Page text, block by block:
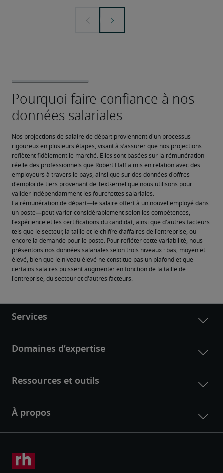
Nos projections de salaire de départ proviennent d'un processus
rigoureux en plusieurs étapes, visant à s’assurer que nos projections
reflètent fidèlement le marché. Elles sont basées sur la rémunération
réelle des professionnels que Robert Half a mis en relation avec des
employeurs à travers le pays, ainsi que sur des données d'offres
d'emploi de tiers provenant de Textkernel que nous utilisons pour
valider indépendamment les fourchettes salariales.
La rémunération de départ—le salaire offert à un nouvel employé dans
un poste—peut varier considérablement selon les compétences,
l'expérience et les certifications du candidat, ainsi que d'autres facteurs
tels que le secteur, la taille et le chiffre d’affaires de l'entreprise, ou
encore la demande pour le poste. Pour refléter cette variabilité, nous
présentons nos données salariales selon trois niveaux : bas, moyen et
élevé, bien que le niveau élevé ne constitue pas un plafond et que
certains salaires puissent augmenter en fonction de la taille de
l'entreprise, du secteur et d'autres facteurs.